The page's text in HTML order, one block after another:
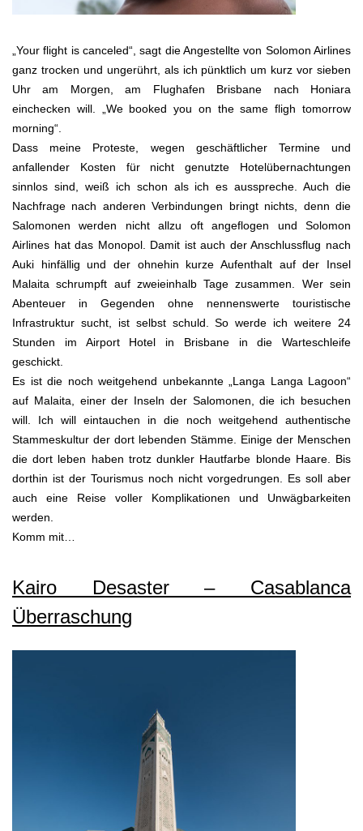
„Your flight is canceled“, sagt die Angestellte von Solomon Airlines
ganz trocken und ungerührt, als ich pünktlich um kurz vor sieben
Uhr am Morgen, am Flughafen Brisbane nach Honiara
einchecken will. „We booked you on the same fligh tomorrow
morning“.
Dass meine Proteste, wegen geschäftlicher Termine und
anfallender Kosten für nicht genutzte Hotelübernachtungen
sinnlos sind, weiß ich schon als ich es ausspreche. Auch die
Nachfrage nach anderen Verbindungen bringt nichts, denn die
Salomonen werden nicht allzu oft angeflogen und Solomon
Airlines hat das Monopol. Damit ist auch der Anschlussflug nach
Auki hinfällig und der ohnehin kurze Aufenthalt auf der Insel
Malaita schrumpft auf zweieinhalb Tage zusammen. Wer sein
Abenteuer in Gegenden ohne nennenswerte touristische
Infrastruktur sucht, ist selbst schuld. So werde ich weitere 24
Stunden im Airport Hotel in Brisbane in die Warteschleife
geschickt.
Es ist die noch weitgehend unbekannte „Langa Langa Lagoon“
auf Malaita, einer der Inseln der Salomonen, die ich besuchen
will. Ich will eintauchen in die noch weitgehend authentische
Stammeskultur der dort lebenden Stämme. Einige der Menschen
die dort leben haben trotz dunkler Hautfarbe blonde Haare. Bis
dorthin ist der Tourismus noch nicht vorgedrungen. Es soll aber
auch eine Reise voller Komplikationen und Unwägbarkeiten
werden.
Komm mit…
Kairo Desaster – Casablanca
Überraschung